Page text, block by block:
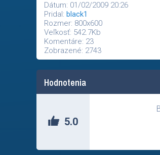
Dátum: 01/02/2009 20:26
Pridal: black1
Rozmer: 800x600
Veľkosť: 542.7Kb
Komentáre: 23
Zobrazené: 2743
Hodnotenia
5.0